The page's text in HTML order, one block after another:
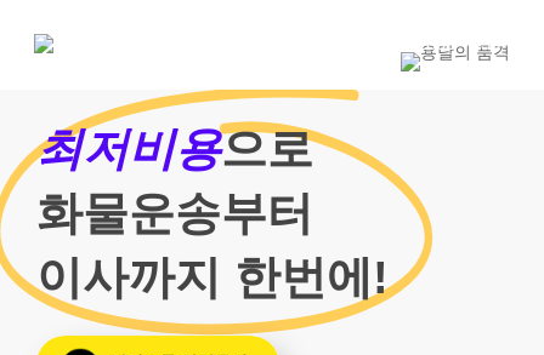
1800-7455
최저비용으로
화물운송부터
이사까지 한번에!